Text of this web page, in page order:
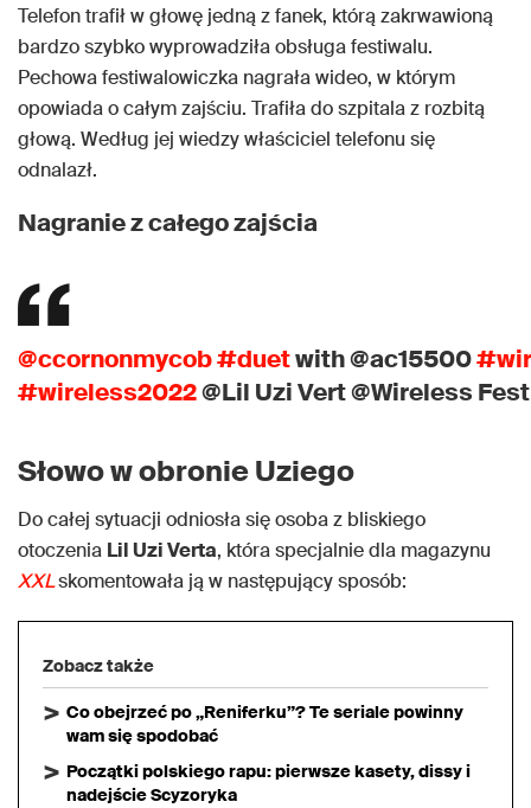
Telefon trafił w głowę jedną z fanek, którą zakrwawioną
bardzo szybko wyprowadziła obsługa festiwalu.
Pechowa festiwalowiczka nagrała wideo, w którym
opowiada o całym zajściu. Trafiła do szpitala z rozbitą
głową. Według jej wiedzy właściciel telefonu się
odnalazł.
Nagranie z całego zajścia
@ccornonmycob#duetwith @ac15500
#wireless2022@Lil Uzi Vert @Wireless
Słowo w obronie Uziego
Do całej sytuacji odniosła się osoba z bliskiego
otoczenia Lil Uzi Verta, która specjalnie dla magazynu
XXLskomentowała ją w następujący sposób:
Zobacz także
Co obejrzeć po „Reniferku”? Te seriale powinny
wam się spodobać
Początki polskiego rapu: pierwsze kasety, dissy i
nadejście Scyzoryka